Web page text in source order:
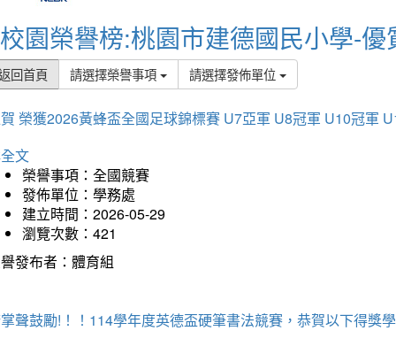
校園榮譽榜:桃園市建德國民小學-優
回首頁 請選擇榮譽事項 請選擇發佈單位
榮獲2026黃蜂盃全國足球錦標賽 U7亞軍 U8冠軍 U10冠軍
文
榮譽事項：全國競賽
發佈單位：學務處
建立時間：2026-05-29
瀏覽次數：421
發布者：體育組
聲鼓勵!！！114學年度英德盃硬筆書法競賽，恭賀以下得獎